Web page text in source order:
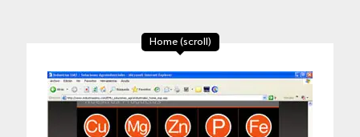
Home (scroll)